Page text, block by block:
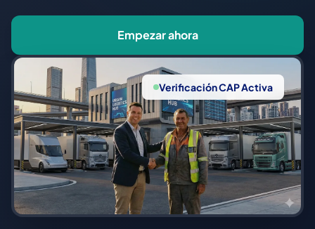
Empezar ahora
Verificación CAP Activa